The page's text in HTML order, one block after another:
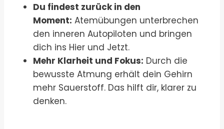
Du findest zurück in den
Moment: Atemübungen unterbrechen
den inneren Autopiloten und bringen
dich ins Hier und Jetzt.
Mehr Klarheit und Fokus: Durch die
bewusste Atmung erhält dein Gehirn
mehr Sauerstoff. Das hilft dir, klarer zu
denken.